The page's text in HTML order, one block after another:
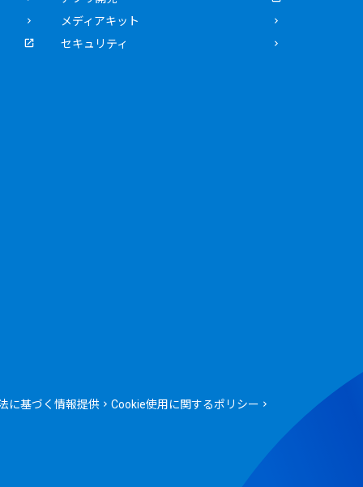
メディアキット
セキュリティ
に基づく情報提供
Cookie使用に関するポリシー